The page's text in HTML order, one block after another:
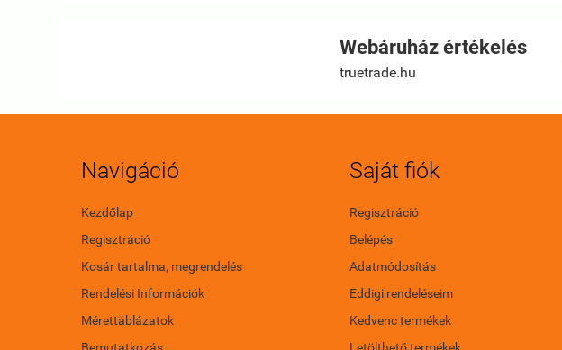
Webáruház értékelés
truetrade.hu
Navigáció
Kezdőlap
Regisztráció
Kosár tartalma, megrendelés
Rendelési Információk
Mérettáblázatok
Saját fiók
Regisztráció
Belépés
Adatmódosítás
Eddigi rendeléseim
Kedvenc termékek